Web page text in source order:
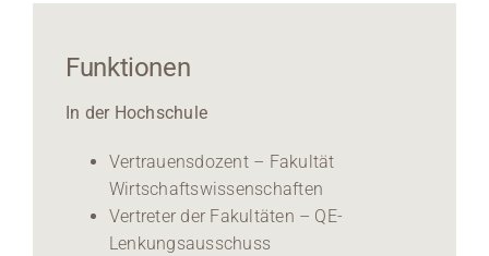
Funktionen
In der Hochschule
Vertrauensdozent – Fakultät
Wirtschaftswissenschaften
Vertreter der Fakultäten – QE-
Lenkungsausschuss